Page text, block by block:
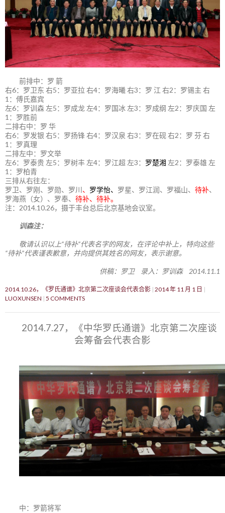
前排中：罗 箭
右6：罗卫东 右5：罗亚拉 右4：罗海曦 右3：罗 江 右2：罗锡主 右
1：傅氏嘉宾
左6：罗训森 左5：罗成龙 左4：罗国冰 左3：罗成纲 左2：罗庆国 左
1：罗胜前
二排右中：罗 华
右6：罗发银 右5：罗扬锋 右4：罗汉泉 右3：罗在砚 右2：罗 芬 右
1：罗真理
二排左中：罗文举
左6：罗泰贵 左5：罗树丰 左4：罗江超 左3： 罗楚湘 左2：罗泰雄 左
1：罗柏青
三排从右往左：
罗卫、罗刚、罗勋、罗川 、 罗学怡、 罗星、罗江润、罗福山、 待补、
罗海燕（女）、罗奉、 待补、待补。
注：2014.10.26，摄于丰台总后北京基地会议室。
训森注：
敬请认识以上“待补”代表名字的网友，在评论中补上，特向这些
“待补”代表谨表歉意，并向提供其姓名的网友，表示谢意。
供稿：罗卫 录入：罗训森 2014.11.1
2014.10.26，《罗氏通谱》北京第二次座谈会代表合影 2014 年 11 月 1 日
LUOXUNSEN 5 COMMENTS
2014.7.27，《中华罗氏通谱》北京第二次座谈
会筹备会代表合影
中：罗箭将军